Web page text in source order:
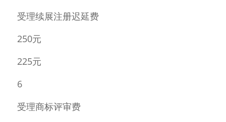
受理续展注册迟延费
250元
225元
6
受理商标评审费